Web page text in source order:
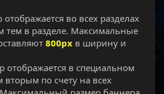
отображается во всех разделах
тем в разделе. Максимальные
800рх в ширину и
отображается в специальном
по счету на всех